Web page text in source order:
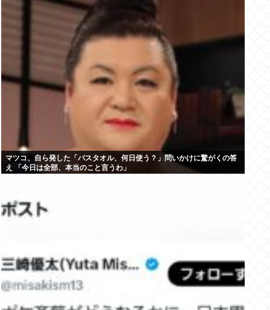
マツコ、自ら発した「バスタオル、何日使う？」問いかけに驚がくの答
え 「今日は全部、本当のこと言うわ」